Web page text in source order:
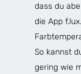
dass du
die App
So kannst
gering wie